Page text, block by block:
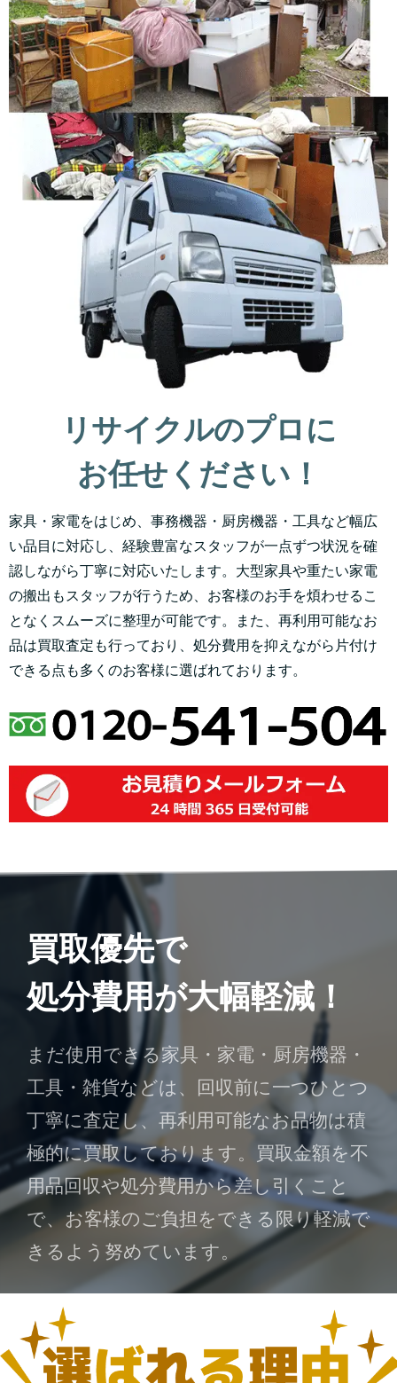
リサイクルのプロに
お任せください！
家具・家電をはじめ、事務機器・厨房機器・工具など幅広
い品目に対応し、経験豊富なスタッフが一点ずつ状況を確
認しながら丁寧に対応いたします。大型家具や重たい家電
の搬出もスタッフが行うため、お客様のお手を煩わせるこ
となくスムーズに整理が可能です。また、再利用可能なお
品は買取査定も行っており、処分費用を抑えながら片付け
できる点も多くのお客様に選ばれております。
買取優先で
処分費用が大幅軽減！
まだ使用できる家具・家電・厨房機器・
工具・雑貨などは、回収前に一つひとつ
丁寧に査定し、再利用可能なお品物は積
極的に買取しております。買取金額を不
用品回収や処分費用から差し引くこと
で、お客様のご負担をできる限り軽減で
きるよう努めています。